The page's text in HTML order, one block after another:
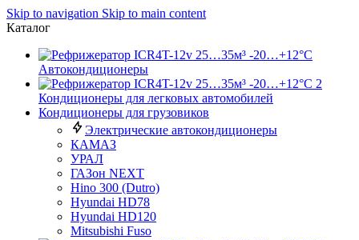
Skip to navigation Skip to main content
Каталог
Автокондиционеры
Кондиционеры для легковых автомобилей
Кондиционеры для грузовиков
Электрические автокондиционеры
КАМАЗ
УРАЛ
ГАЗон NEXT
Hino 300 (Dutro)
Hyundai HD78
Hyundai HD120
Mitsubishi Fuso